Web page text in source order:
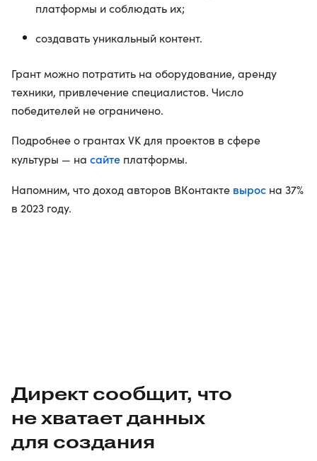
платформы и соблюдать их;
создавать уникальный контент.
Грант можно потратить на оборудование, аренду
техники, привлечение специалистов. Число
победителей не ограничено.
Подробнее о грантах VK для проектов в сфере
культуры — на сайте платформы.
Напомним, что доход авторов ВКонтакте вырос на 37%
в 2023 году.
Директ сообщит, что
не хватает данных
для создания